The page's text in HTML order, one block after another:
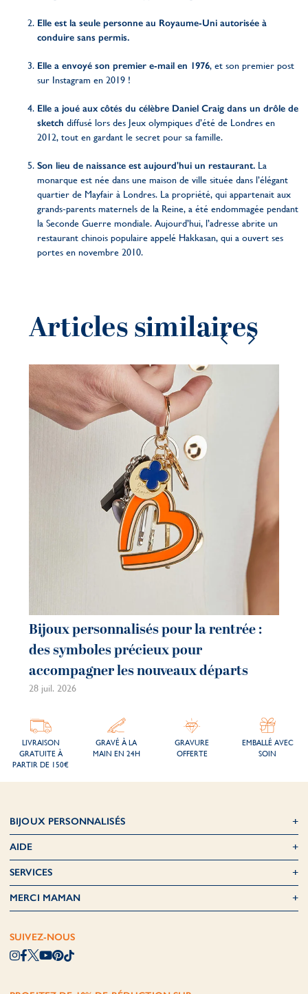
Elle est la seule personne au Royaume-Uni autorisée à
conduire sans permis.
Elle a envoyé son premier e-mail en 1976, et son premier post
sur Instagram en 2019 !
Elle a joué aux côtés du célèbre Daniel Craig dans un drôle de
sketch diffusé lors des Jeux olympiques d’été de Londres en
2012, tout en gardant le secret pour sa famille.
Son lieu de naissance est aujourd'hui un restaurant. La
monarque est née dans une maison de ville située dans l’élégant
quartier de Mayfair à Londres. La propriété, qui appartenait aux
grands-parents maternels de la Reine, a été endommagée pendant
la Seconde Guerre mondiale. Aujourd’hui, l’adresse abrite un
restaurant chinois populaire appelé Hakkasan, qui a ouvert ses
portes en novembre 2010.
Articles similaires
Bijoux personnalisés pour la rentrée :
des symboles précieux pour
accompagner les nouveaux départs
28 juil. 2026
LIVRAISON
GRATUITE À
PARTIR DE 150€
GRAVÉ À LA
MAIN EN 24H
GRAVURE
OFFERTE
EMBALLÉ AVEC
SOIN
BIJOUX PERSONNALISÉS
AIDE
SERVICES
MERCI MAMAN
SUIVEZ-NOUS